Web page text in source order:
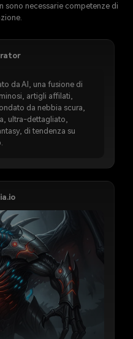
sono necessarie competenze di
da AI, una fusione di
artigli affilati,
da nebbia scura,
ultra-dettagliato,
di tendenza su